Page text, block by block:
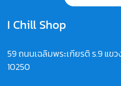
I Chill Shop
59 ถนนเฉลิมพระเกียรติ ร.9 แข
10250